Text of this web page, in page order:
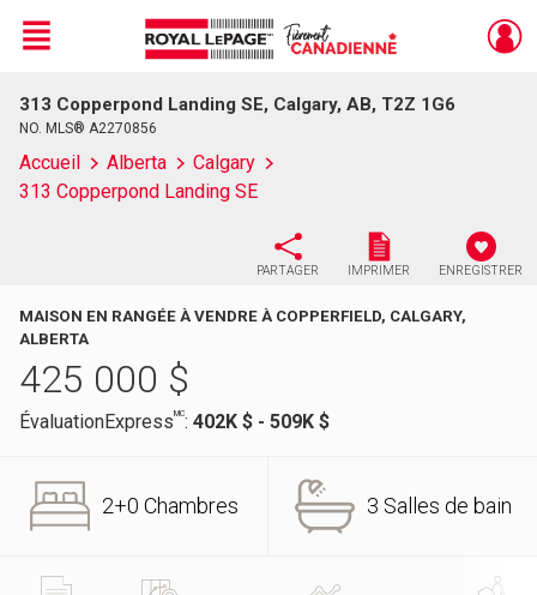
Live
En Direct
Menu
313 Copperpond Landing SE, Calgary, AB, T2Z 1G6
NO. MLS® A2270856
Accueil Alberta
Calgary
313 Copperpond Landing SE
PARTAGER IMPRIMER ENREGISTRER
MAISON EN RANGÉE À VENDRE À COPPERFIELD, CALGARY,
ALBERTA
425 000 $
ÉvaluationExpressMC: 402K $ - 509K $
2+0 Chambres 3 Salles de bain